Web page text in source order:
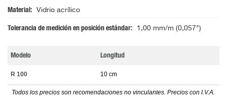
Material Vidrio acrílico
Tolerancia de medición en posición estándar 1,00 mm/m (0,057°)
Modelo Longitud
R 100 10 cm
Todos los precios son recomendaciones no vinculantes. Precios con I.V.A.